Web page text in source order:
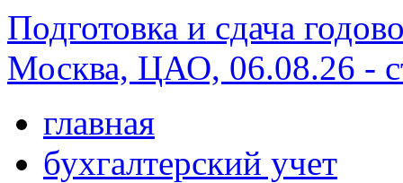
Подготовка и сдача
Москва, ЦАО, 06.08.26 -
главная
бухгалтерский учет